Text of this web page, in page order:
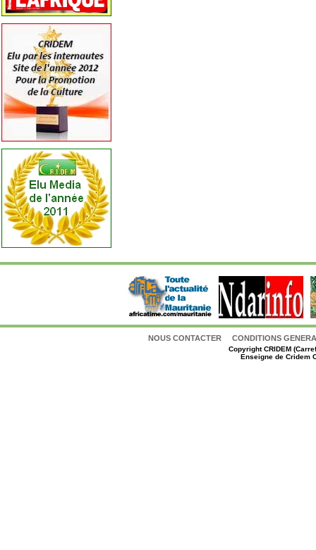
NOUS CONTACTER CONDITIONS
CopyrightCRIDEM
Enseigne de Cridem